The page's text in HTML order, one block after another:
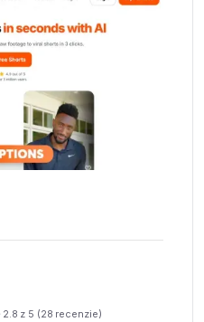
2.8 z 5 (28 recenzie)